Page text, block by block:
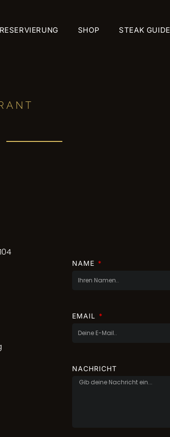
RESERVIERUNG SHOP STEAK GUIDE
NAME
EMAIL
NACHRICHT